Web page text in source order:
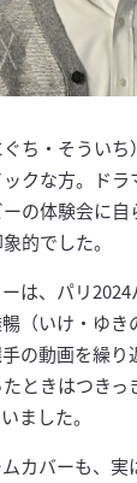
ち・そういち
クな方。ド
の体験会に自
的でした。
は、パリ
（いけ・ゆき
の動画を繰
ときはつきっ
ました。
カバーも、